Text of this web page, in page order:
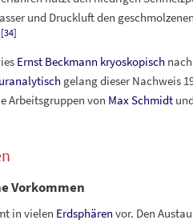
und Druckluft den
[34]
Ernst Beckmann kryoskopisch
gelang dieser Nachweis
Arbeitsgruppen von Max Schmidt
Vorkommen
in vielen Erdsphären vor. Den